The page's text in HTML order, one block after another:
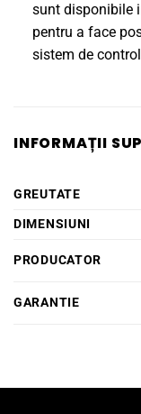
sunt disponibile
pentru a face
sistem de
INFORMAȚII
GREUTATE
DIMENSIUNI
PRODUCATOR
GARANTIE